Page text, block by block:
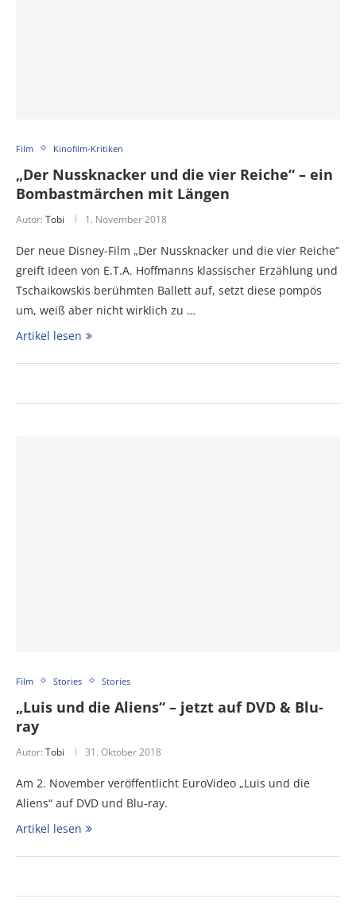
Film Kinofilm-Kritiken
„Der Nussknacker und die vier Reiche“ – ein
Bombastmärchen mit Längen
Autor: Tobi 1. November 2018
Der neue Disney-Film „Der Nussknacker und die vier Reiche“
greift Ideen von E.T.A. Hoffmanns klassischer Erzählung und
Tschaikowskis berühmten Ballett auf, setzt diese pompös
um, weiß aber nicht wirklich zu …
Artikel lesen
Film Stories Stories
„Luis und die Aliens“ – jetzt auf DVD & Blu-
ray
Autor: Tobi 31. Oktober 2018
Am 2. November veröffentlicht EuroVideo „Luis und die
Aliens“ auf DVD und Blu-ray.
Artikel lesen